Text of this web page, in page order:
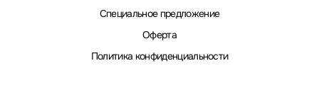
Специальное предложение
Оферта
Политика конфиденциальности